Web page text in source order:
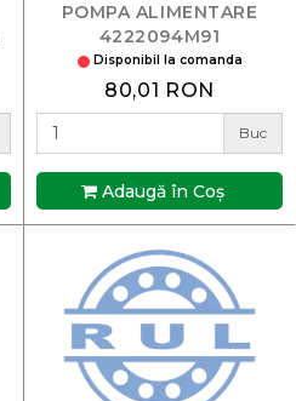
POMPA ALIMENTARE
4222094M91
Disponibil la comanda
80,01 RON
Buc
Adaugă în Coş